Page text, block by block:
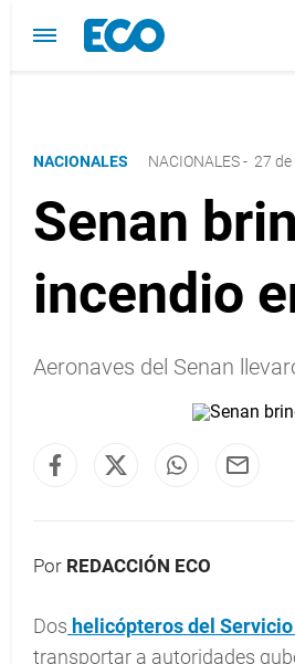
NACIONALES NACIONALES- 27
Senan
incendio
Aeronaves del Senan
Por REDACCIÓN ECO
Dos helicópteros del
transportar a autoridades